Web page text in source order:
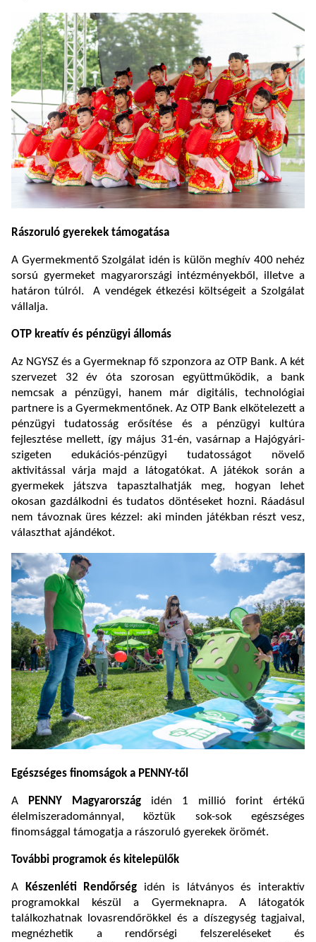
Rászoruló gyerekek támogatása
A Gyermekmentő Szolgálat idén is külön meghív 400 nehéz
sorsú gyermeket magyarországi intézményekből, illetve a
határon túlról. A vendégek étkezési költségeit a Szolgálat
vállalja.
OTP kreatív és pénzügyi állomás
Az NGYSZ és a Gyermeknap fő szponzora az OTP Bank. A két
szervezet 32 év óta szorosan együttműködik, a bank
nemcsak a pénzügyi, hanem már digitális, technológiai
partnere is a Gyermekmentőnek. Az OTP Bank elkötelezett a
pénzügyi tudatosság erősítése és a pénzügyi kultúra
fejlesztése mellett, így május 31-én, vasárnap a Hajógyári-
szigeten edukációs-pénzügyi tudatosságot növelő
aktivitással várja majd a látogatókat. A játékok során a
gyermekek játszva tapasztalhatják meg, hogyan lehet
okosan gazdálkodni és tudatos döntéseket hozni. Ráadásul
nem távoznak üres kézzel: aki minden játékban részt vesz,
választhat ajándékot.
Egészséges finomságok a PENNY-től
A PENNY Magyarország idén 1 millió forint értékű
élelmiszeradománnyal, köztük sok-sok egészséges
finomsággal támogatja a rászoruló gyerekek örömét.
További programok és kitelepülők
A Készenléti Rendőrség idén is látványos és interaktív
programokkal készül a Gyermeknapra. A látogatók
találkozhatnak lovasrendőrökkel és a díszegység tagjaival,
megnézhetik a rendőrségi felszereléseket és